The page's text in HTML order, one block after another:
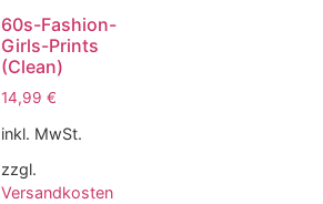
60s-Fashion-
Girls-Prints
(Clean)
14,99 €
inkl. MwSt.
zzgl.
Versandkosten